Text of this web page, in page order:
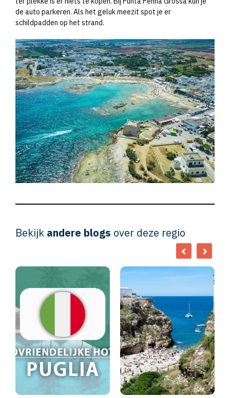
de auto parkeren. Als het geluk meezit spot je er
schildpadden op het strand.
Bekijk andere blogs over deze regio